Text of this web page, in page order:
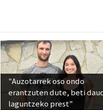
"Auzotarrek oso ondo
erantzuten dute, beti
laguntzeko prest"